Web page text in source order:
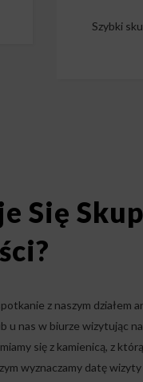
Szybki
Się Skup
z naszym działem
nas w biurze wizytując
się z kamienicą, z
wyznaczamy datę